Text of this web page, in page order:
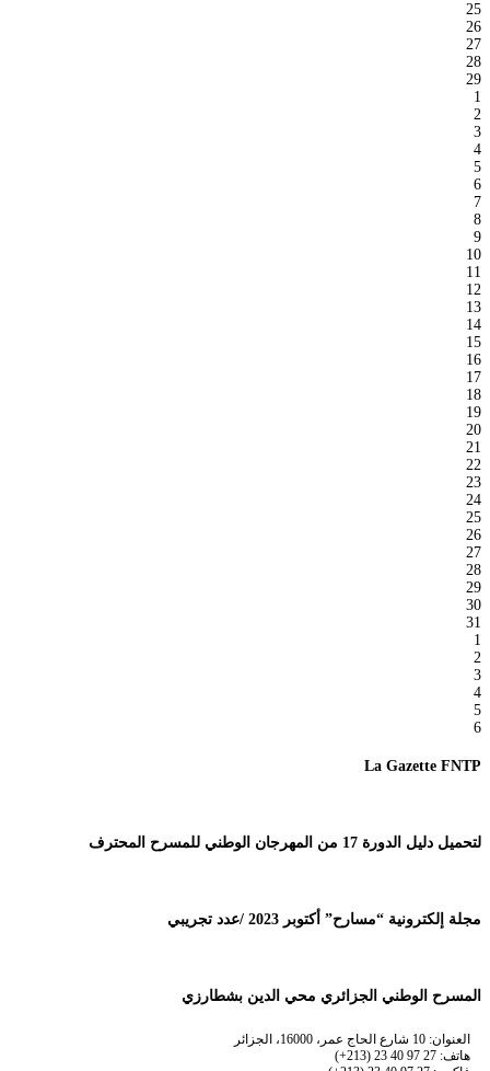
25
26
27
28
29
1
2
3
4
5
6
7
8
9
10
11
12
13
14
15
16
17
18
19
20
21
22
23
24
25
26
27
28
29
30
31
1
2
3
4
5
6
La Gazette FNTP
لتحميل دليل الدورة 17 من المهرجان الوطني للمسرح المحترف
مجلة إلكترونية “مسارح” أكتوبر 2023 /عدد تجريبي
المسرح الوطني الجزائري محي الدين بشطارزي
العنوان: 10 شارع الحاج عمر، 16000، الجزائر
هاتف: 27 97 40 23 (213+)